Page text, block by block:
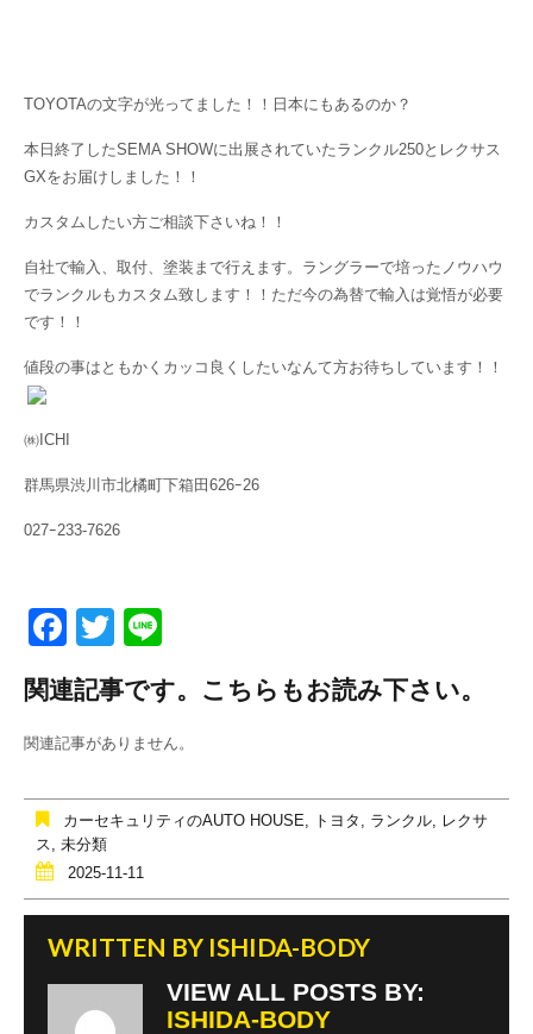
TOYOTAの文字が光ってました！！日本にもあるのか？
本日終了したSEMA SHOWに出展されていたランクル250とレクサス
GXをお届けしました！！
カスタムしたい方ご相談下さいね！！
自社で輸入、取付、塗装まで行えます。ラングラーで培ったノウハウ
でランクルもカスタム致します！！ただ今の為替で輸入は覚悟が必要
です！！
値段の事はともかくカッコ良くしたいなんて方お待ちしています！！
㈱ICHI
群馬県渋川市北橘町下箱田626ｰ26
027ｰ233-7626
F
a
c
e
o
o
k
T
tt
er
e
関連記事です。こちらもお読み下さい。
関連記事がありません。
カーセキュリティのAUTO HOUSE, トヨタ , ランクル, レクサ
ス, 未分類
2025-11-11
WRITTEN BY ISHIDA-BODY
VIEW ALL POSTS BY:
ISHIDA-BODY